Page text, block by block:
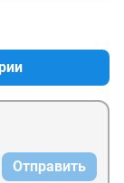
сесть,
бегом на
я
только в
до Дёмы,
Отправить